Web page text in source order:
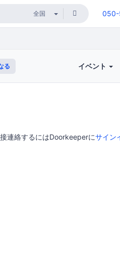
050-
る イベント
連絡するにはDoorkeeperにサイン